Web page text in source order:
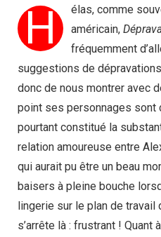
H
élas, comme
américain,
fréquemment
suggestions de
donc de nous montrer avec
point ses personnages sont
pourtant constitué la
relation amoureuse entre
qui aurait pu être un beau
baisers à pleine bouche
lingerie sur le plan de travail
s’arrête là : frustrant ! Quant